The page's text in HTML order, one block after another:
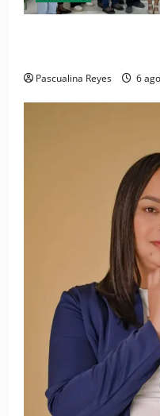
Pascualina Reyes 6